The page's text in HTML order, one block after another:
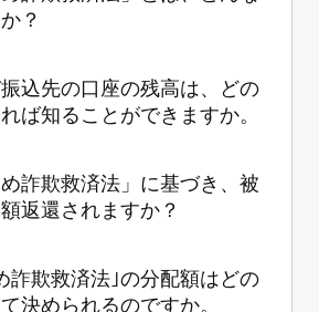
？
込先の口座の残高は、どの
ば知ることができますか。
め詐欺救済法」に基づき、被
返還されますか？
詐欺救済法｣の分配額はどの
決められるのですか。